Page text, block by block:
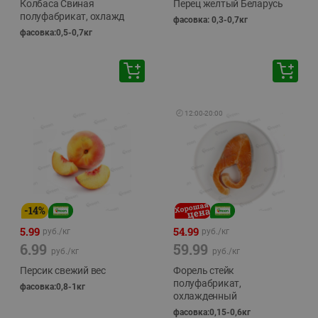
Колбаса Свиная
полуфабрикат, охлажд
фасовка:0,5-0,7кг
Перец желтый Беларусь
фасовка: 0,3-0,7кг
-14%
5.99 руб./кг
6.99 руб./кг
Персик свежий вес
фасовка:0,8-1кг
🕘 12:00-20:00
54.99 руб./кг
59.99 руб./кг
Форель стейк
полуфабрикат,
охлажденный
фасовка:0,15-0,6кг